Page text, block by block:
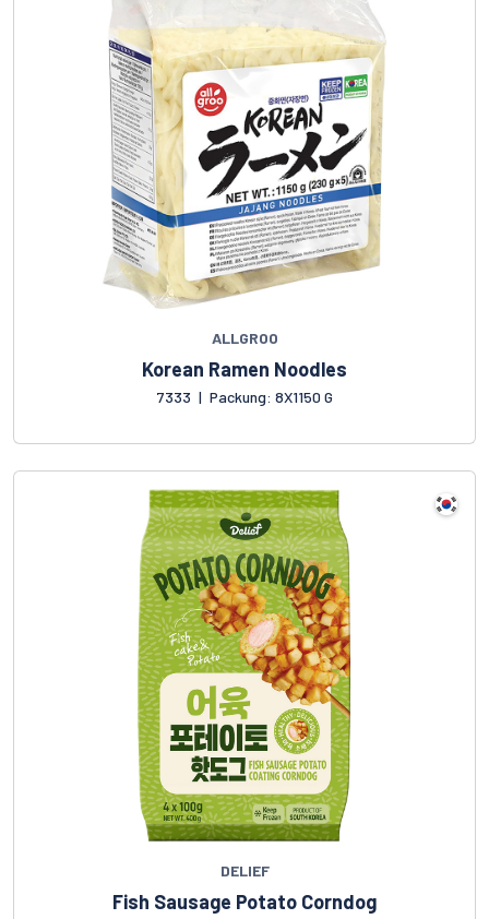
ALLGROO
Korean Ramen Noodles
7333 | Packung: 8X1150 G
DELIEF
Fish Sausage Potato Corndog